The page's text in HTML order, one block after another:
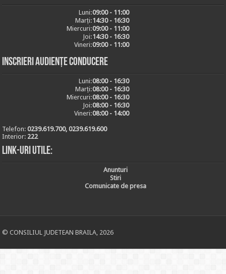
Luni:09:00 - 11:00
Marți:14:30 - 16:30
Miercuri:09:00 - 11:00
Joi:14:30 - 16:30
Vineri:09:00 - 11:00
Inscrieri audiențe conducere
Luni:08:00 - 16:30
Marți:08:00 - 16:30
Miercuri:08:00 - 16:30
Joi:08:00 - 16:30
Vineri:08:00 - 14:00
Telefon:0239.619.700, 0239.619.600
Interior: 222
Link-uri utile:
Anunturi
Stiri
Comunicate de presa
© CONSILIUL JUDETEAN BRAILA, 2026